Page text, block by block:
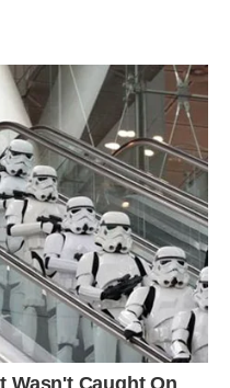
турботою порадив
подруги, у якої була
там складний діагноз,
чим все може
спокій, прогулянки на